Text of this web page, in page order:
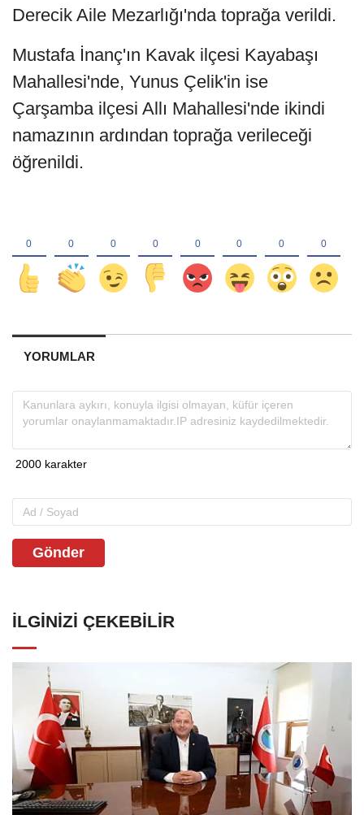
Derecik Aile Mezarlığı'nda toprağa verildi.
Mustafa İnanç'ın Kavak ilçesi Kayabaşı
Mahallesi'nde, Yunus Çelik'in ise
Çarşamba ilçesi Allı Mahallesi'nde ikindi
namazının ardından toprağa verileceği
öğrenildi.
YORUMLAR
Gönder
İLGINIZI ÇEKEBILIR